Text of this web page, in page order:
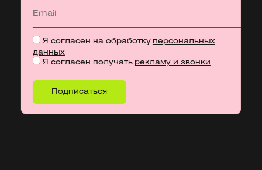
Я согласен на обработку персональных
данных
Я согласен получать рекламу и звонки